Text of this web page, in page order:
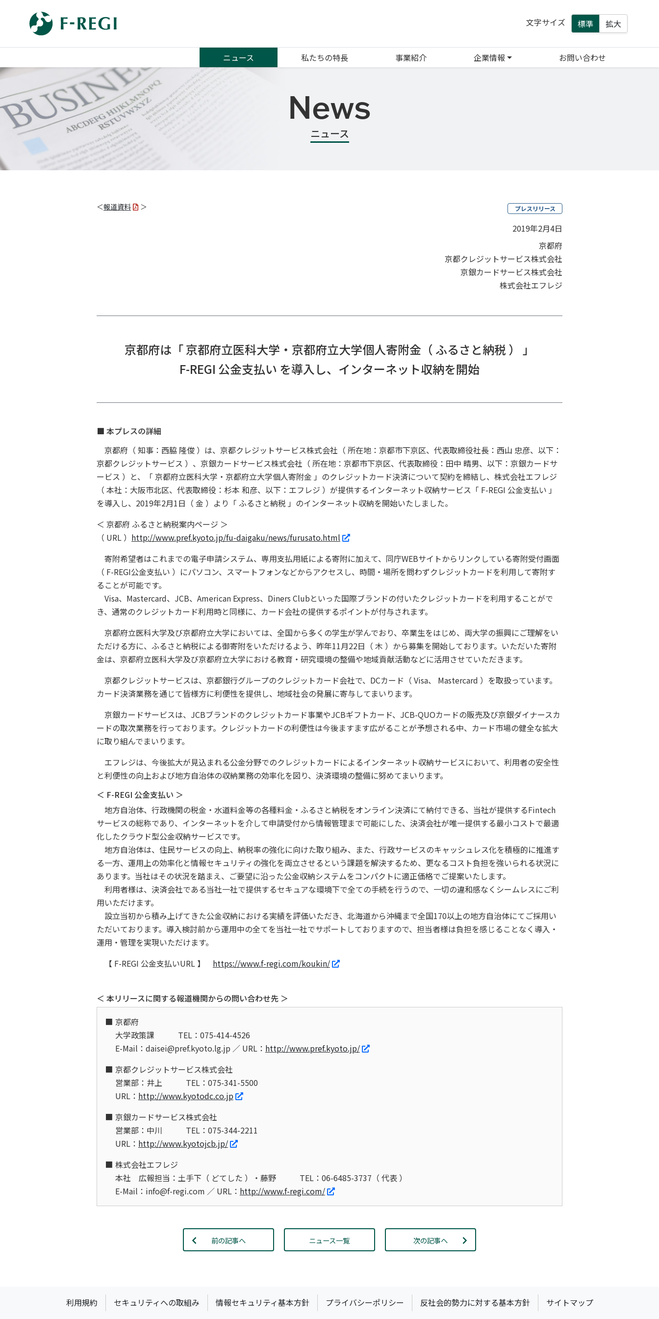
文字サイズ 標準 拡大
ニュース 私たちの特長 事業紹介 企業情報 お問い合わせ
News
ニュース
＜報道資料 ＞ プレスリリース
2019年2月4日
京都府
京都クレジットサービス株式会社
京銀カードサービス株式会社
株式会社エフレジ
京都府は「 京都府立医科大学・京都府立大学個人寄附金（ ふるさと納税 ） 」
F-REGI 公金支払い を導入し、インターネット収納を開始
■ 本プレスの詳細
京都府（ 知事：西脇 隆俊 ）は、京都クレジットサービス株式会社（ 所在地：京都市下京区、代表取締役社長：西山 忠彦、以下：
京都クレジットサービス ）、京銀カードサービス株式会社（ 所在地：京都市下京区、代表取締役：田中 晴男、以下：京銀カードサ
ービス ）と、「 京都府立医科大学・京都府立大学個人寄附金 」のクレジットカード決済について契約を締結し、株式会社エフレジ
（ 本社：大阪市北区、代表取締役：杉本 和彦、以下：エフレジ ）が提供するインターネット収納サービス「 F-REGI 公金支払い 」
を導入し、2019年2月1日（ 金 ）より「 ふるさと納税 」のインターネット収納を開始いたしました。
＜ 京都府 ふるさと納税案内ページ ＞
（ URL ） http://www.pref.kyoto.jp/fu-daigaku/news/furusato.html
寄附希望者はこれまでの電子申請システム、専用支払用紙による寄附に加えて、同庁WEBサイトからリンクしている寄附受付画面
（ F-REGI公金支払い ）にパソコン、スマートフォンなどからアクセスし、時間・場所を問わずクレジットカードを利用して寄附す
ることが可能です。
Visa、Mastercard、JCB、American Express、Diners Clubといった国際ブランドの付いたクレジットカードを利用することがで
き、通常のクレジットカード利用時と同様に、カード会社の提供するポイントが付与されます。
京都府立医科大学及び京都府立大学においては、全国から多くの学生が学んでおり、卒業生をはじめ、両大学の振興にご理解をい
ただける方に、ふるさと納税による御寄附をいただけるよう、昨年11月22日（ 木 ）から募集を開始しております。いただいた寄附
金は、京都府立医科大学及び京都府立大学における教育・研究環境の整備や地域貢献活動などに活用させていただきます。
京都クレジットサービスは、京都銀行グループのクレジットカード会社で、DCカード（ Visa、 Mastercard ）を取扱っています。
カード決済業務を通じて皆様方に利便性を提供し、地域社会の発展に寄与してまいります。
京銀カードサービスは、JCBブランドのクレジットカード事業やJCBギフトカード、JCB-QUOカードの販売及び京銀ダイナースカ
ードの取次業務を行っております。クレジットカードの利便性は今後ますます広がることが予想される中、カード市場の健全な拡大
に取り組んでまいります。
エフレジは、今後拡大が見込まれる公金分野でのクレジットカードによるインターネット収納サービスにおいて、利用者の安全性
と利便性の向上および地方自治体の収納業務の効率化を図り、決済環境の整備に努めてまいります。
＜ F-REGI 公金支払い ＞
地方自治体、行政機関の税金・水道料金等の各種料金・ふるさと納税をオンライン決済にて納付できる、当社が提供するFintech
サービスの総称であり、インターネットを介して申請受付から情報管理まで可能にした、決済会社が唯一提供する最小コストで最適
化したクラウド型公金収納サービスです。
地方自治体は、住民サービスの向上、納税率の強化に向けた取り組み、また、行政サービスのキャッシュレス化を積極的に推進す
る一方、運用上の効率化と情報セキュリティの強化を両立させるという課題を解決するため、更なるコスト負担を強いられる状況に
あります。当社はその状況を踏まえ、ご要望に沿った公金収納システムをコンパクトに適正価格でご提案いたします。
利用者様は、決済会社である当社一社で提供するセキュアな環境下で全ての手続を行うので、一切の違和感なくシームレスにご利
用いただけます。
設立当初から積み上げてきた公金収納における実績を評価いただき、北海道から沖縄まで全国170以上の地方自治体にてご採用い
ただいております。導入検討前から運用中の全てを当社一社でサポートしておりますので、担当者様は負担を感じることなく導入・
運用・管理を実現いただけます。
【 F-REGI 公金支払いURL 】 https://www.f-regi.com/koukin/
＜ 本リリースに関する報道機関からの問い合わせ先 ＞
京都府
大学政策課
TEL：075-414-4526
E-Mail：daisei@pref.kyoto.lg.jp ／ URL： http://www.pref.kyoto.jp/
京都クレジットサービス株式会社
営業部：井上
TEL：075-341-5500
URL： http://www.kyotodc.co.jp
京銀カードサービス株式会社
営業部：中川
TEL：075-344-2211
URL： http://www.kyotojcb.jp/
株式会社エフレジ
本社 広報担当：土手下（ どてした ）・藤野
TEL：06-6485-3737（ 代表 ）
E-Mail：info@f-regi.com ／ URL： http://www.f-regi.com/
前の記事へ ニュース一覧 次の記事へ
利用規約 セキュリティへの取組み 情報セキュリティ基本方針 プライバシーポリシー 反社会的勢力に対する基本方針 サイトマップ